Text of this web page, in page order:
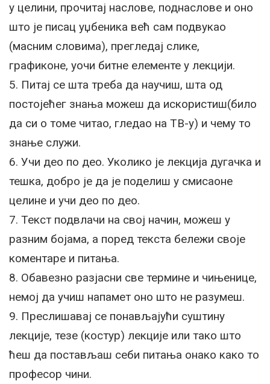
у целини, прочитај наслове, поднаслове и оно
што је писац уџбеника већ сам подвукао
(масним словима), прегледај слике,
графиконе, уочи битне елементе у лекцији.
5. Питај се шта треба да научиш, шта од
постојећег знања можеш да искористиш(било
да си о томе читао, гледао на ТВ-у) и чему то
знање служи.
6. Учи део по део. Уколико је лекција дугачка и
тешка, добро је да је поделиш у смисаоне
целине и учи део по део.
7. Текст подвлачи на свој начин, можеш у
разним бојама, а поред текста бележи своје
коментаре и питања.
8. Обавезно разјасни све термине и чињенице,
немој да учиш напамет оно што не разумеш.
9. Преслишавај се понављајући суштину
лекције, тезе (костур) лекције или тако што
ћеш да постављаш себи питања онако како то
професор чини.